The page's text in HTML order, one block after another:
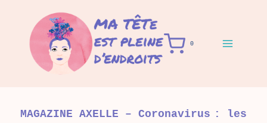
contenu
0
MAGAZINE AXELLE – Coronavirus : les